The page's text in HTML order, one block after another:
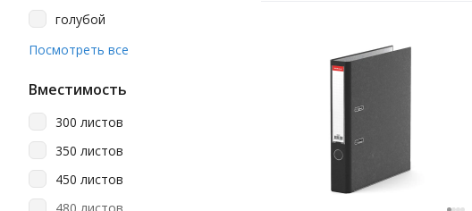
голубой
желтый
Посмотреть все
Вместимость
300 листов
350 листов
450 листов
480 листов